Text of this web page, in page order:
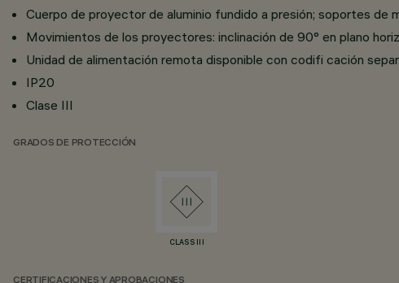
Cuerpo de proyector de aluminio fundido a presión; soportes de
Movimientos de los proyectores: inclinación de 90° en plano
Unidad de alimentación remota disponible con codifi cación
IP20
Clase III
GRADOS DE PROTECCIÓN
CLASS III